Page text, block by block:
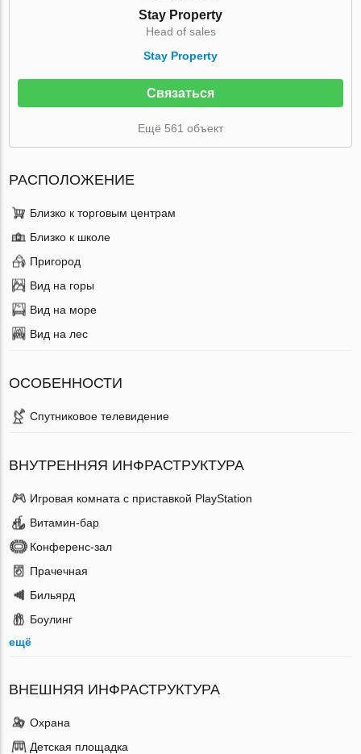
Stay Property
Head of sales
Stay Property
Связаться
Ещё 561 объект
РАСПОЛОЖЕНИЕ
Близко к торговым центрам
Близко к школе
Пригород
Вид на горы
Вид на море
Вид на лес
ОСОБЕННОСТИ
Спутниковое телевидение
ВНУТРЕННЯЯ ИНФРАСТРУКТУРА
Игровая комната с приставкой PlayStation
Витамин-бар
Конференс-зал
Прачечная
Бильярд
Боулинг
ещё
ВНЕШНЯЯ ИНФРАСТРУКТУРА
Охрана
Детская площадка